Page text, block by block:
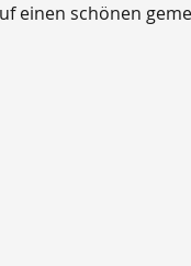
einen schönen